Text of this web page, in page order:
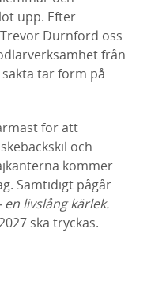
upp. Efter
Durnford oss
från
tar form på
för att
och
kommer
Samtidigt pågår
en livslång kärlek.
ska tryckas.